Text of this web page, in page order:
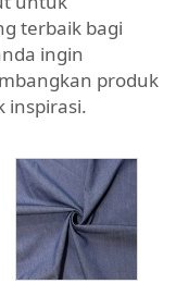
terbaik bagi
ingin
produk
inspirasi.